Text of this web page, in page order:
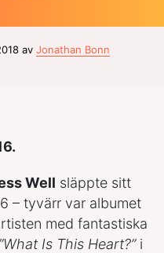
av Jonathan Bonn
Well släppte sitt
– tyvärr var albumet
med fantastiska
”What Is This Heart?”i